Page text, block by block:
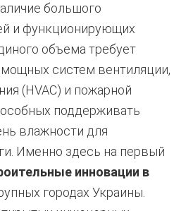
большого
и функционирующих
объема требует
систем вентиляции,
(HVAC) и пожарной
поддерживать
влажности для
Именно здесь на первый
инновации в
городах Украины.